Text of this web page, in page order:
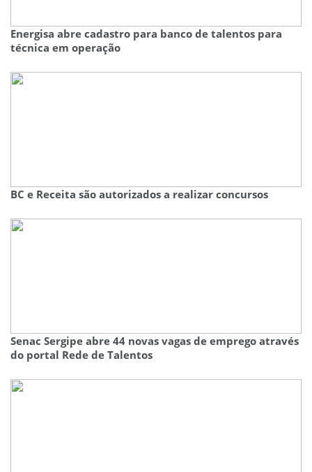
Energisa abre cadastro para banco de talentos para
técnica em operação
BC e Receita são autorizados a realizar concursos
Senac Sergipe abre 44 novas vagas de emprego através
do portal Rede de Talentos